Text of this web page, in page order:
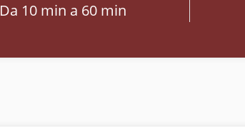
Da 10 min a 60 min